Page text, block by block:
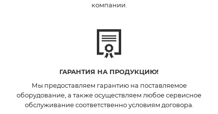
компании.
ГАРАНТИЯ НА ПРОДУКЦИЮ!
Мы предоставляем гарантию на поставляемое
оборудование, а также осуществляем любое сервисное
обслуживание соответственно условиям договора.